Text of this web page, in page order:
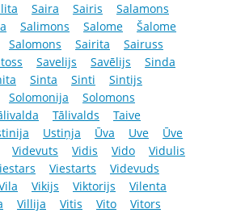
Saira Sairis
Salamons
Salimons Salome
Šalome
Salomons Sairita
Sairuss
Savelijs Savēlijs
Sinda
Sinta Sinti
Sintijs
Solomonija
Solomons
Tālivalds
Taive
Ustiņja Ūva Uve
Ūve
Videvuts Vidis Vido
Vidulis
Viestarts
Videvuds
Vikijs Viktorijs
Vilenta
Villija Vitis Vito
Vitors